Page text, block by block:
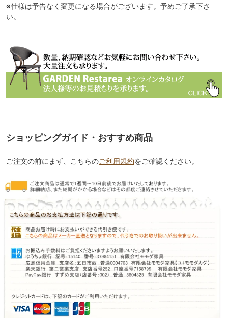
※仕様は予告なく変更になる場合がございます。予めご了承下さ
い。
ショッピングガイド・おすすめ商品
ご注文の前にまず、こちらのご利用規約をご確認ください。